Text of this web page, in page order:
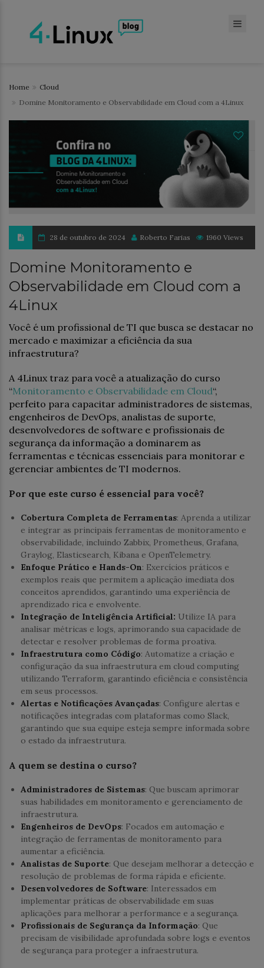
Home
Cloud
Domine Monitoramento e Observabilidade em Cloud com a 4Linux
28 de outubro de 2024 Roberto Farias 1960 Views
Domine Monitoramento e
Observabilidade em Cloud com a
4Linux
Você é um profissional de TI que busca se destacar no
mercado e maximizar a eficiência da sua
infraestrutura?
A 4Linux traz para você a atualização do curso
“Monitoramento e Observabilidade em Cloud“,
perfeito para capacitar administradores de sistemas,
engenheiros de DevOps, analistas de suporte,
desenvolvedores de software e profissionais de
segurança da informação a dominarem as
ferramentas e técnicas essenciais para monitorar e
gerenciar ambientes de TI modernos.
Por que este curso é essencial para você?
Cobertura Completa de Ferramentas: Aprenda a utilizar
e integrar as principais ferramentas de monitoramento e
observabilidade, incluindo Zabbix, Prometheus, Grafana,
Graylog, Elasticsearch, Kibana e OpenTelemetry.
Enfoque Prático e Hands-On: Exercícios práticos e
exemplos reais que permitem a aplicação imediata dos
conceitos aprendidos, garantindo uma experiência de
aprendizado rica e envolvente.
Integração de Inteligência Artificial: Utilize IA para
analisar métricas e logs, aprimorando sua capacidade de
detectar e resolver problemas de forma proativa.
Infraestrutura como Código: Automatize a criação e
configuração da sua infraestrutura em cloud computing
utilizando Terraform, garantindo eficiência e consistência
em seus processos.
Alertas e Notificações Avançadas: Configure alertas e
notificações integradas com plataformas como Slack,
garantindo que sua equipe esteja sempre informada sobre
o estado da infraestrutura.
A quem se destina o curso?
Administradores de Sistemas: Que buscam aprimorar
suas habilidades em monitoramento e gerenciamento de
infraestrutura.
Engenheiros de DevOps: Focados em automação e
integração de ferramentas de monitoramento para
aumentar a eficiência.
Analistas de Suporte: Que desejam melhorar a detecção e
resolução de problemas de forma rápida e eficiente.
Desenvolvedores de Software: Interessados em
implementar práticas de observabilidade em suas
aplicações para melhorar a performance e a segurança.
Profissionais de Segurança da Informação: Que
precisam de visibilidade aprofundada sobre logs e eventos
de segurança para proteger a infraestrutura.